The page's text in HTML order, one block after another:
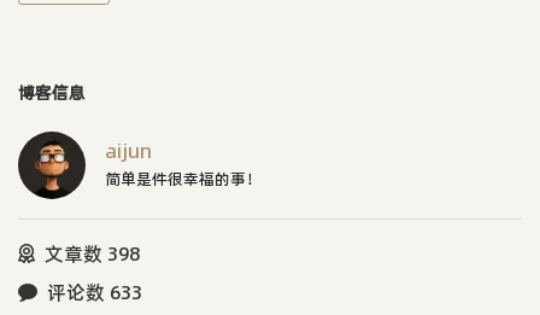
博客信息
aijun
简单是件很幸福的事！
文章数 398
评论数 633